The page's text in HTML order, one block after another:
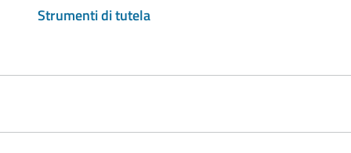
Strumenti di tutela